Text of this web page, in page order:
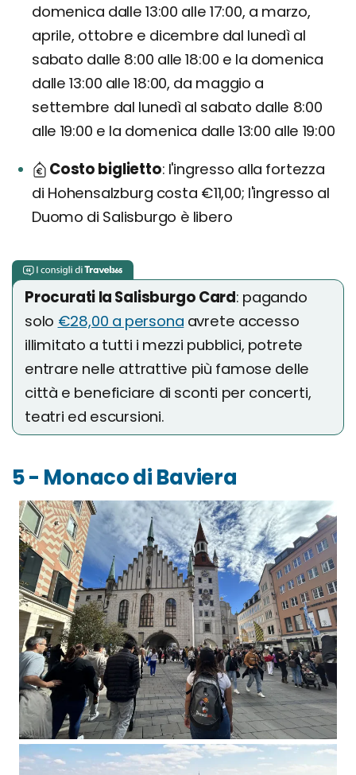
domenica dalle 13:00 alle 17:00, a marzo,
aprile, ottobre e dicembre dal lunedì al
sabato dalle 8:00 alle 18:00 e la domenica
dalle 13:00 alle 18:00, da maggio a
settembre dal lunedì al sabato dalle 8:00
alle 19:00 e la domenica dalle 13:00 alle 19:00
Costo biglietto l'ingresso alla fortezza
di Hohensalzburg costa €11,00; l'ingresso al
Duomo di Salisburgo è libero
Procurati la Salisburgo Card: pagando
solo €28,00 a persona avrete accesso
illimitato a tutti i mezzi pubblici, potrete
entrare nelle attrattive più famose delle
città e beneficiare di sconti per concerti,
teatri ed escursioni.
5 - Monaco di Baviera